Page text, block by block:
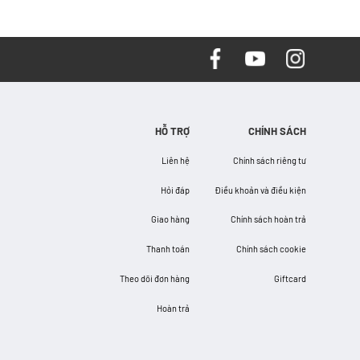
HỖ TRỢ
Liên hệ
Hỏi đáp
Giao hàng
Thanh toán
Theo dõi đơn hàng
Hoàn trả
CHÍNH SÁCH
Chính sách riêng tư
Điều khoản và điều kiện
Chính sách hoàn trả
Chính sách cookie
Giftcard